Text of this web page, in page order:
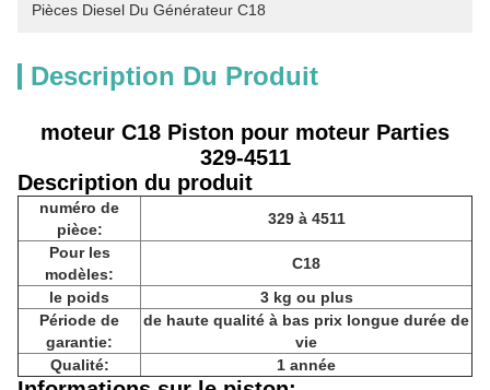
Pièces Diesel Du Générateur C18
Description Du Produit
moteur C18 Piston pour moteur Parties
329-4511
Description du produit
numéro de
pièce:
329 à 4511
Pour les
modèles:
C18
le poids
3 kg ou plus
Période de
garantie:
de haute qualité à bas prix longue durée de
vie
Qualité:
1 année